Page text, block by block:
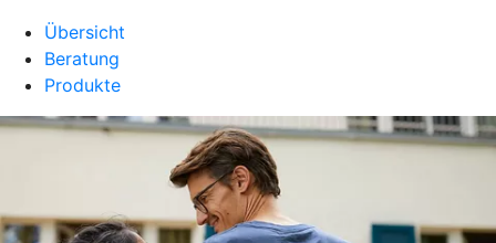
Übersicht
Beratung
Produkte